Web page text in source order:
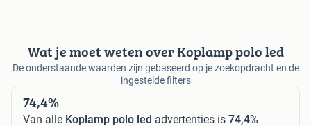
Wat je moet weten over Koplamp polo led
De onderstaande waarden zijn gebaseerd op je zoekopdracht en de
ingestelde filters
74,4%
Van alle Koplamp polo led advertenties is 74,4%